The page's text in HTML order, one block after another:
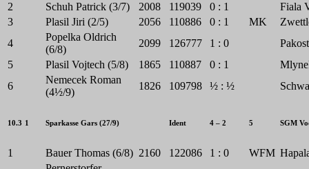
2
Schuh Patrick (3/7) 2008 119039 0 : 1
Fiala
3
Plasil Jiri (2/5) 2056 110886 0 : 1 MK
4
Popelka Oldrich
(6/8)
2099 126777 1 : 0
5
Plasil Vojtech (5/8) 1865 110887 0 : 1
6
Nemecek Roman
(4½/9)
1826 109798 ½ : ½
10.3 1 Sparkasse Gars (27/9) Ident 4 – 2 5 SGM
1 Bauer Thomas (6/8) 2160 122086 1 : 0 WFM